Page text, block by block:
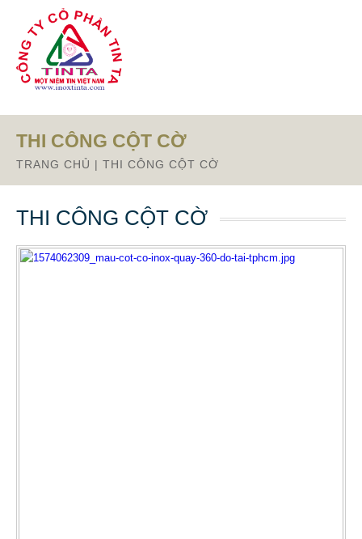
Từ mục này trở xuống là mã nguồn Zalo
THI CÔNG CỘT CỜ
TRANG CHỦ | THI CÔNG CỘT CỜ
THI CÔNG CỘT CỜ